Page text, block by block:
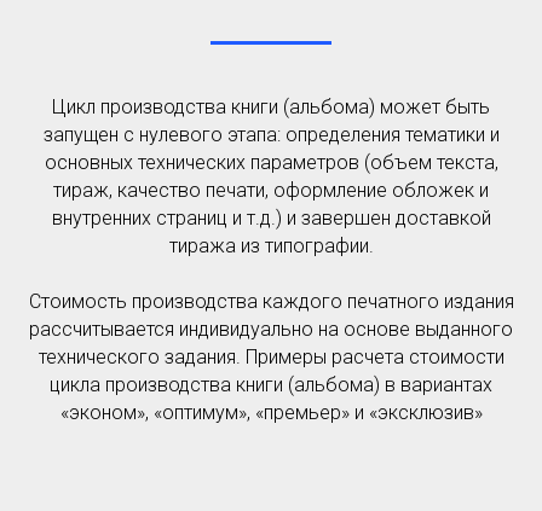
Цикл производства книги (альбома) может быть
запущен с нулевого этапа: определения тематики и
основных технических параметров (объем текста,
тираж, качество печати, оформление обложек и
внутренних страниц и т.д.) и завершен доставкой
тиража из типографии.
Стоимость производства каждого печатного издания
рассчитывается индивидуально на основе выданного
технического задания. Примеры расчета стоимости
цикла производства книги (альбома) в вариантах
«эконом», «оптимум», «премьер» и «эксклюзив»